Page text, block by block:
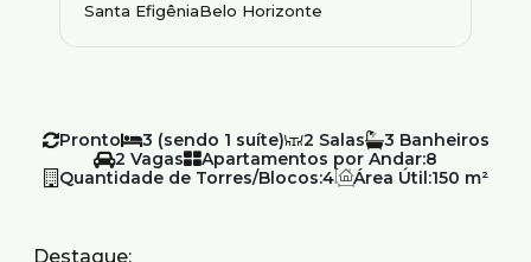
Santa EfigêniaBelo Horizonte
Pronto 3 (sendo 1 suíte) 2
3
2
Apartamentos por Andar:8
Quantidade de Torres/Blocos:4 Área Útil:150 m²
Destaque: